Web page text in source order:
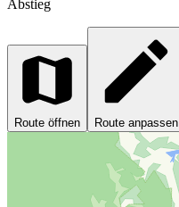
Abstieg
Route öffnen Route anpassen